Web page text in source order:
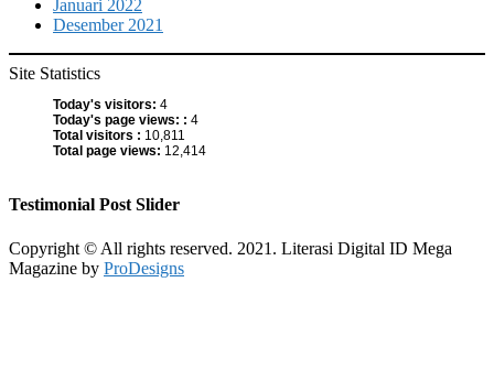
Januari 2022
Desember 2021
Site Statistics
Today's visitors: 4
Today's page views: : 4
Total visitors : 10,811
Total page views: 12,414
Testimonial Post Slider
Copyright © All rights reserved. 2021. Literasi Digital ID Mega
Magazine by ProDesigns